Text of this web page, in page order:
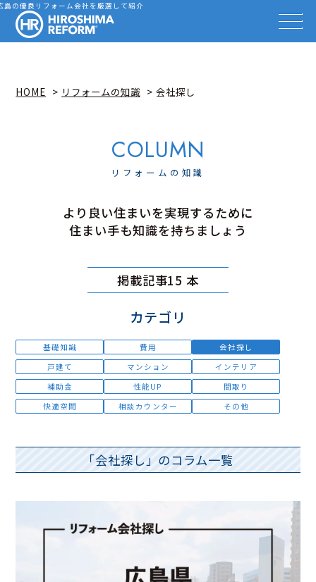
島の優良リフォーム会社を厳選して紹介
HIROSHIMA REFORM – 広島で
会社を探す
事例を見る
事例解説動画
イベント情報
広島リフォーム相談カウンター
HOME リフォームの知識 会社探し
リフォームの知識
より良い住まいを実現するために
住まい手も知識を持ちましょう
掲載記事15 本
カテゴリ
基礎知識 費用
会社探し
戸建て
マンション
インテリア
補助金
性能UP
間取り
快適空間
相談カウンター その他
「会社探し」のコラム一覧